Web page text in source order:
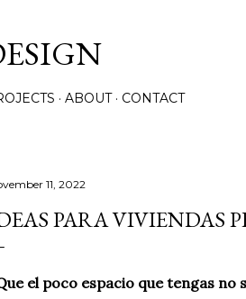
ABOUT CONTACT
11, 2022
PARA VIVIENDAS
el poco espacio que tengas